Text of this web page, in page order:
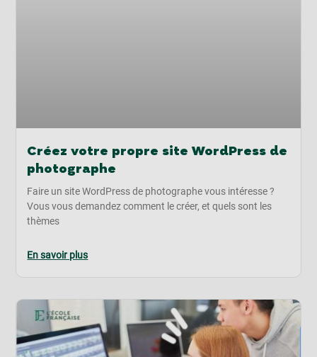
Créez votre propre site WordPress de
photographe
Faire un site WordPress de photographe vous intéresse ?
Vous vous demandez comment le créer, et quels sont les
thèmes
En savoir plus